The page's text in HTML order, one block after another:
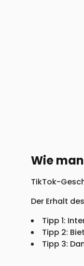
Wie
TikTok-
Der Erhalt
Tipp 1:
Tipp 2:
Tipp 3: